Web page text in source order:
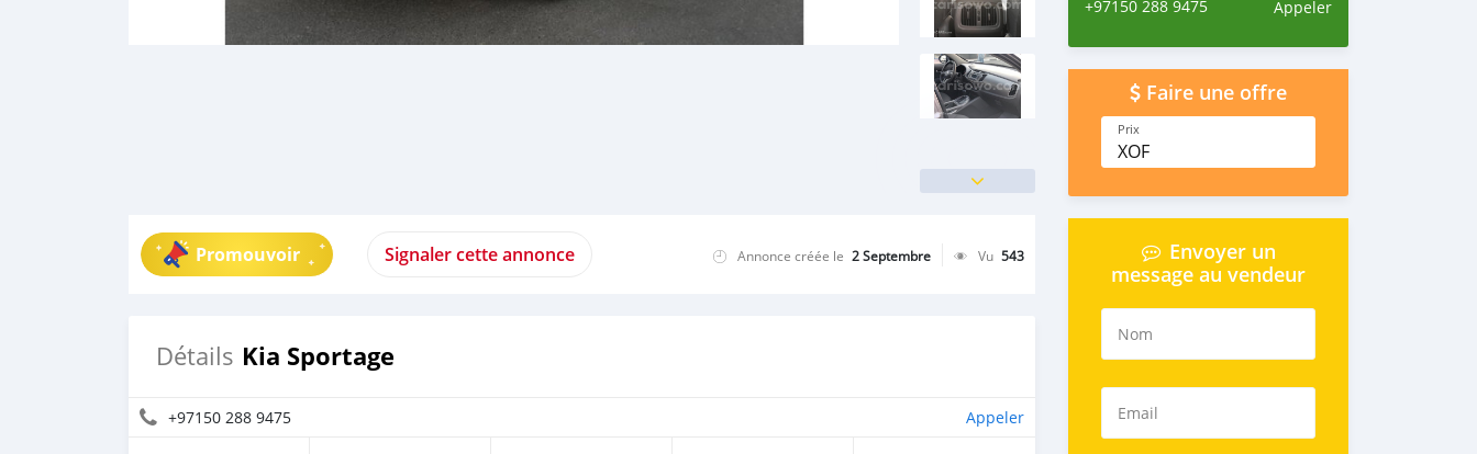
Promouvoir Signaler cette annonce Annonce créée le 2 Septembre Vu 543
Détails Kia Sportage
+97150 288 9475 Appeler
+97150 288 9475 Appeler
Faire une offre
Prix
XOF
Envoyer un
message au vendeur
Nom
Email